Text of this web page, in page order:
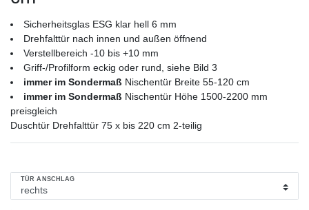
Sicherheitsglas ESG klar hell 6 mm
Drehfalttür nach innen und außen öffnend
Verstellbereich -10 bis +10 mm
Griff-/Profilform eckig oder rund, siehe Bild 3
immer im Sondermaß Nischentür Breite 55-120 cm
immer im Sondermaß Nischentür Höhe 1500-2200 mm
preisgleich
Duschtür Drehfalttür 75 x bis 220 cm 2-teilig
TÜR ANSCHLAG